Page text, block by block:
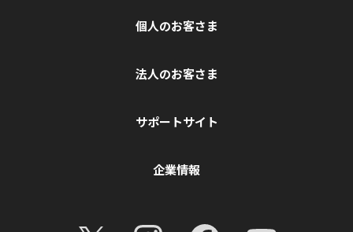
個人のお客さま
法人のお客さま
サポートサイト
企業情報